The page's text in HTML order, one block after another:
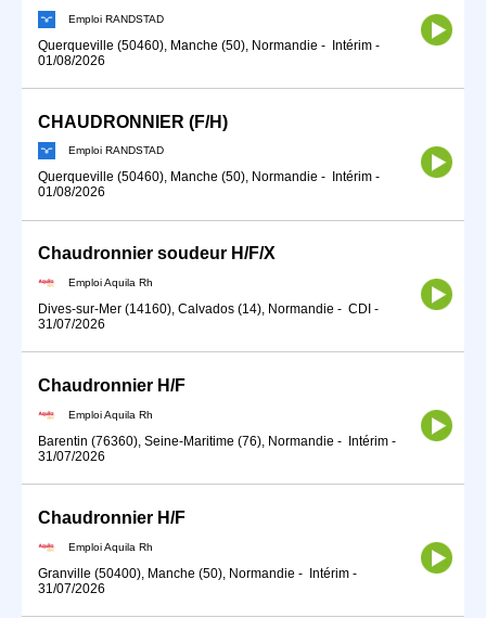
Emploi RANDSTAD
Querqueville (50460), Manche (50), Normandie - Intérim -
01/08/2026
CHAUDRONNIER (F/H)
Emploi RANDSTAD
Querqueville (50460), Manche (50), Normandie - Intérim -
01/08/2026
Chaudronnier soudeur H/F/X
Emploi Aquila Rh
Dives-sur-Mer (14160), Calvados (14), Normandie - CDI -
31/07/2026
Chaudronnier H/F
Emploi Aquila Rh
Barentin (76360), Seine-Maritime (76), Normandie - Intérim -
31/07/2026
Chaudronnier H/F
Emploi Aquila Rh
Granville (50400), Manche (50), Normandie - Intérim -
31/07/2026